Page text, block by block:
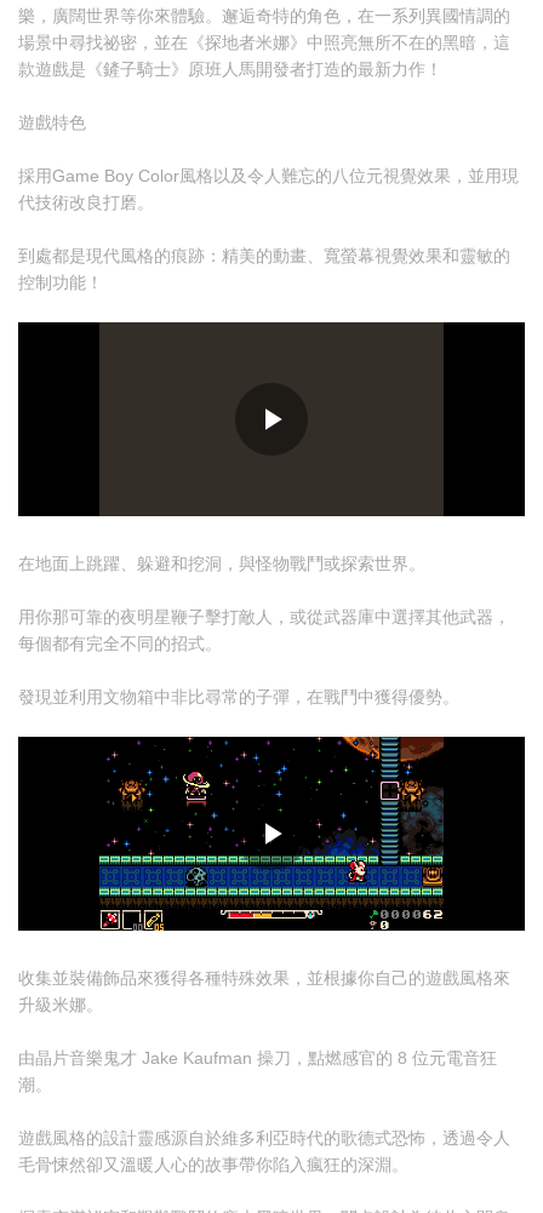
樂，廣闊世界等你來體驗。邂逅奇特的角色，在一系列異國情調的
場景中尋找祕密，並在《探地者米娜》中照亮無所不在的黑暗，這
款遊戲是《鏟子騎士》原班人馬開發者打造的最新力作！
遊戲特色
採用Game Boy Color風格以及令人難忘的八位元視覺效果，並用現
代技術改良打磨。
到處都是現代風格的痕跡：精美的動畫、寬螢幕視覺效果和靈敏的
控制功能！
在地面上跳躍、躲避和挖洞，與怪物戰鬥或探索世界。
用你那可靠的夜明星鞭子擊打敵人，或從武器庫中選擇其他武器，
每個都有完全不同的招式。
發現並利用文物箱中非比尋常的子彈，在戰鬥中獲得優勢。
收集並裝備飾品來獲得各種特殊效果，並根據你自己的遊戲風格來
升級米娜。
由晶片音樂鬼才 Jake Kaufman 操刀，點燃感官的 8 位元電音狂
潮。
遊戲風格的設計靈感源自於維多利亞時代的歌德式恐怖，透過令人
毛骨悚然卻又溫暖人心的故事帶你陷入瘋狂的深淵。